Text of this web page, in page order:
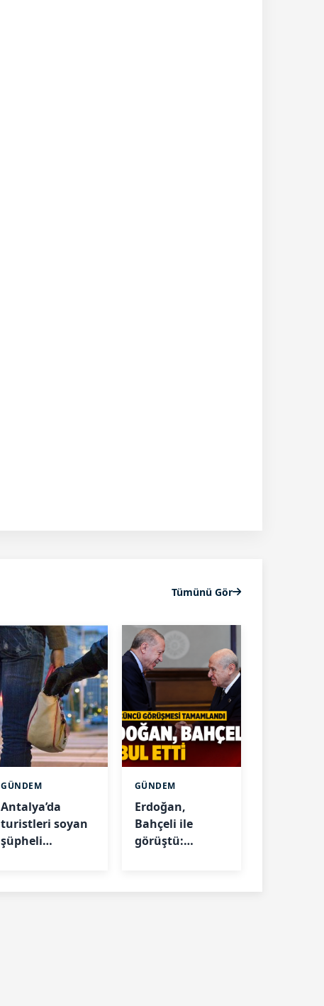
Tümünü Gör
GÜNDEM
Antalya’da
turistleri soyan
şüpheli
GÜNDEM
Erdoğan,
Bahçeli ile
görüştü: